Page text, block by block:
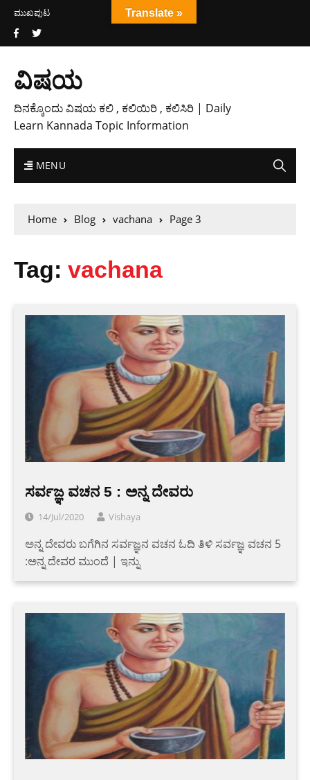
ಮುಖಪುಟ
ವಿಷಯ
ದಿನಕ್ಕೊಂದು ವಿಷಯ ಕಲಿ , ಕಲಿಯಿರಿ , ಕಲಿಸಿರಿ | Daily
Learn Kannada Topic Information
MENU
Home Blog vachana Page 3
Tag: vachana
ಸರ್ವಜ್ಞ ವಚನ 5 : ಅನ್ನ ದೇವರು
14/Jul/2020 Vishaya
ಅನ್ನ ದೇವರು ಬಗೆಗಿನ ಸರ್ವಜ್ಞನ ವಚನ ಓದಿ ತಿಳಿ ಸರ್ವಜ್ಞ ವಚನ 5
:ಅನ್ನ ದೇವರ ಮುಂದೆ | ಇನ್ನು
Translate »